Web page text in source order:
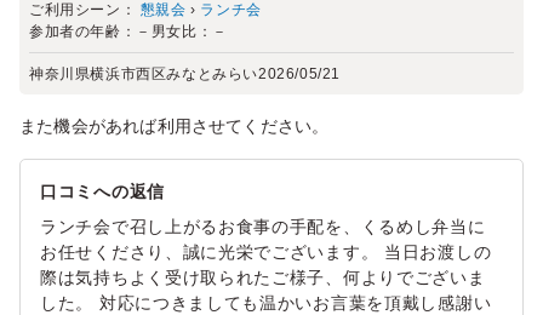
ご利用シーン： 懇親会 › ランチ会
参加者の年齢： － 男女比： －
神奈川県横浜市西区みなとみらい2026/05/21
また機会があれば利用させてください。
口コミへの返信
ランチ会で召し上がるお食事の手配を、くるめし弁当に
お任せくださり、誠に光栄でございます。 当日お渡しの
際は気持ちよく受け取られたご様子、何よりでございま
した。 対応につきましても温かいお言葉を頂戴し感謝い